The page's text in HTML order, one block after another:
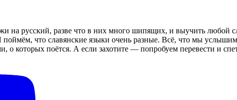
на русский, разве что в них много шипящих, и выучить
поймём, что славянские языки очень разные. Всё, что мы
о которых поётся. А если захотите — попробуем перевести и